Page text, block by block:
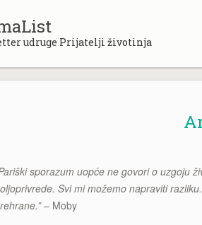
udruge Prijatelji životinja
sporazum uopće ne govori o uzgoju
Svi mi možemo napraviti
– Moby